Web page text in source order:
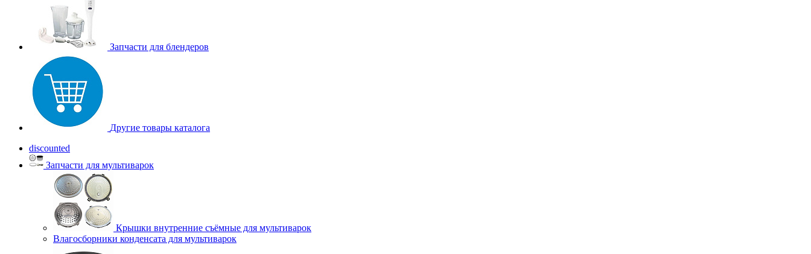
Запчасти для блендеров
Другие товары каталога
discounted
Запчасти для мультиварок
Крышки внутренние съёмные для мультиварок
Влагосборники конденсата для мультиварок